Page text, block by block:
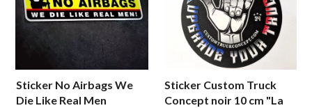
Sticker No Airbags We
Die Like Real Men
Sticker Custom Truck
Concept noir 10 cm "La